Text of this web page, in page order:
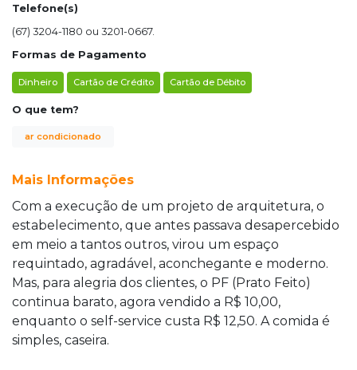
Telefone(s)
(67) 3204-1180 ou 3201-0667.
Formas de Pagamento
Dinheiro Cartão de Crédito Cartão de Débito
O que tem?
ar condicionado
Mais Informações
Com a execução de um projeto de arquitetura, o
estabelecimento, que antes passava desapercebido
em meio a tantos outros, virou um espaço
requintado, agradável, aconchegante e moderno.
Mas, para alegria dos clientes, o PF (Prato Feito)
continua barato, agora vendido a R$ 10,00,
enquanto o self-service custa R$ 12,50. A comida é
simples, caseira.